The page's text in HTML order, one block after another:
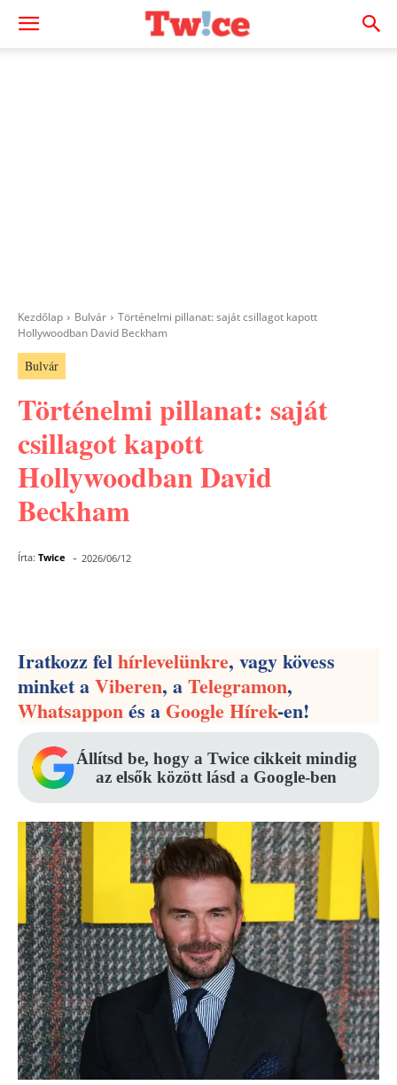
Kezdőlap Bulvár
Történelmi pillanat: saját csillagot kapott
Hollywoodban David Beckham
Bulvár
Történelmi pillanat: saját
csillagot kapott
Hollywoodban David
Beckham
Írta: Twice - 2026/06/12
Iratkozz felhírlevelünkre, vagy kövess
minket aViberen, aTelegramon,
Whatsapponés aGoogle Hírek-en!
Állítsd be, hogy a Twice cikkeit mindig
az elsők között lásd a Google-ben